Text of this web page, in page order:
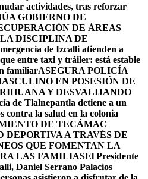
actividades, tras reforzar
GOBIERNO DE
DE ÁREAS
DISCIPLINA DE
de Izcalli atienden a
entre taxi y tráiler: está estable
familiarASEGURA POLICÍA
EN POSESIÓN DE
Y DESVALIJANDO
de Tlalnepantla detiene a un
contra la salud en la colonia
DE TECÁMAC
A TRAVÉS DE
QUE FOMENTAN LA
LAS FAMILIASEl Presidente
Daniel Serrano Palacios